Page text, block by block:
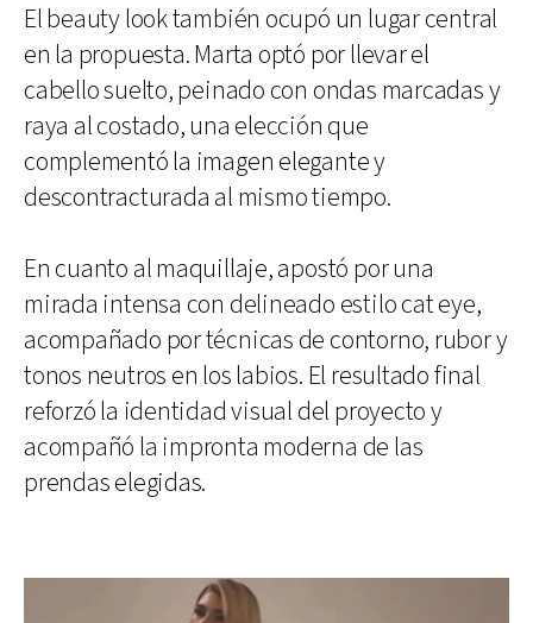
El beauty look también ocupó un lugar central
en la propuesta. Marta optó por llevar el
cabello suelto, peinado con ondas marcadas y
raya al costado, una elección que
complementó la imagen elegante y
descontracturada al mismo tiempo.
En cuanto al maquillaje, apostó por una
mirada intensa con delineado estilo cat eye,
acompañado por técnicas de contorno, rubor y
tonos neutros en los labios. El resultado final
reforzó la identidad visual del proyecto y
acompañó la impronta moderna de las
prendas elegidas.